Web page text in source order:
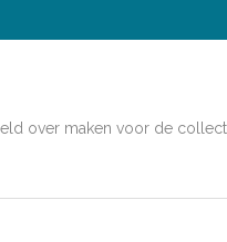
over maken voor de